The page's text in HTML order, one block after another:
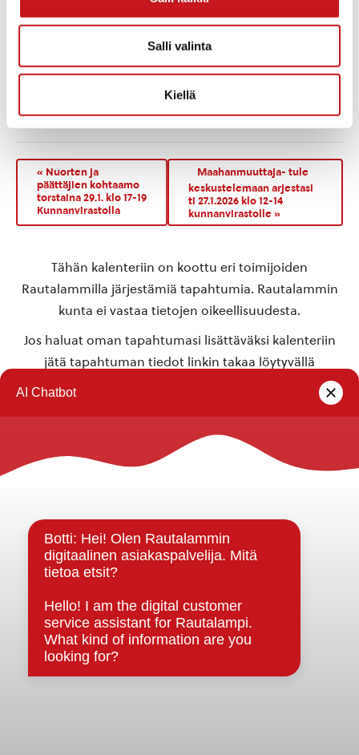
Salli valinta
Kiellä
museo
« Nuorten ja
päättäjien kohtaamo
torstaina 29.1. klo 17-19
Kunnanvirastolla
Maahanmuuttaja- tule
keskustelemaan arjestasi
ti 27.1.2026 klo 12-14
kunnanvirastolle»
Tähän kalenteriin on koottu eri toimijoiden
Rautalammilla järjestämiä tapahtumia. Rautalammin
kunta ei vastaa tietojen oikeellisuudesta.
Jos haluat oman tapahtumasi lisättäväksi kalenteriin
jätä tapahtuman tiedot linkin takaa löytyvällä
Rautalammin kunta
Strategiat, ohjelmat, ohjeet, suunnitelmat, säännöt ja
sopimukset
Asiakirjajulkisuuskuvaus
Evästeet
Saavutettavuusseloste
Tietosuoja
Tietosuojaselosteet